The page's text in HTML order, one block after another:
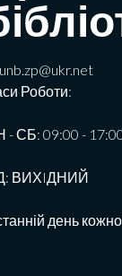
Роботи:
- СБ: 09:00 -
ВИХIДНИЙ
день